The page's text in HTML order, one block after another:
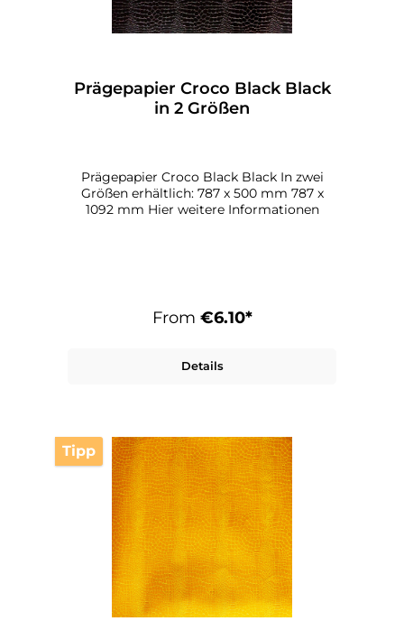
Prägepapier Croco Black Black
in 2 Größen
Prägepapier Croco Black Black In zwei
Größen erhältlich: 787 x 500 mm 787 x
1092 mm Hier weitere Informationen
From €6.10*
Details
Tipp